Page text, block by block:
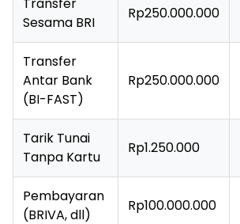
Sesama BRI
Rp250.000.000
Transfer
Antar Bank
(BI-FAST)
Rp250.000.000
Tarik Tunai
Tanpa Kartu
Rp1.250.000
Pembayaran
(BRIVA, dll)
Rp100.000.000